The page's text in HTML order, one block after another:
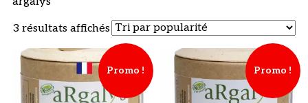
3 résultats affichésTrié
par
popularité
Promo ! Promo !